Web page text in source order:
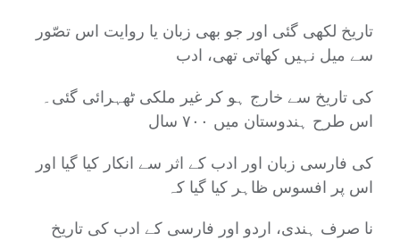
تاریخ لکھی گئی اور جو بھی زبان یا روایت اس تصّور
سے میل نہیں کھاتی تھی، ادب
کی تاریخ سے خارج ہو کر غیر ملکی ٹھہرائی گئی۔
اس طرح ہندوستان میں ۷۰۰ سال
کی فارسی زبان اور ادب کے اثر سے انکار کیا گیا اور
اس پر افسوس ظاہر کیا گیا کہ
نا صرف ہندی، اردو اور فارسی کے ادب کی تاریخ